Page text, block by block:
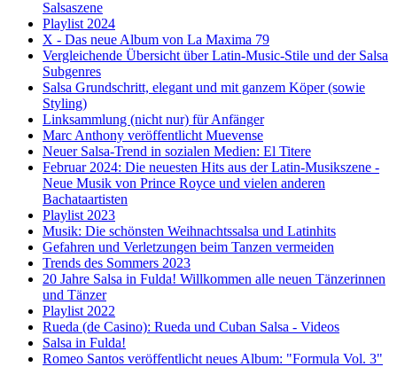
Salsaszene
Playlist 2024
X - Das neue Album von La Maxima 79
Vergleichende Übersicht über Latin-Music-Stile und der Salsa
Subgenres
Salsa Grundschritt, elegant und mit ganzem Köper (sowie
Styling)
Linksammlung (nicht nur) für Anfänger
Marc Anthony veröffentlicht Muevense
Neuer Salsa-Trend in sozialen Medien: El Titere
Februar 2024: Die neuesten Hits aus der Latin-Musikszene -
Neue Musik von Prince Royce und vielen anderen
Bachataartisten
Playlist 2023
Musik: Die schönsten Weihnachtssalsa und Latinhits
Gefahren und Verletzungen beim Tanzen vermeiden
Trends des Sommers 2023
20 Jahre Salsa in Fulda! Willkommen alle neuen Tänzerinnen
und Tänzer
Playlist 2022
Rueda (de Casino): Rueda und Cuban Salsa - Videos
Salsa in Fulda!
Romeo Santos veröffentlicht neues Album: "Formula Vol. 3"